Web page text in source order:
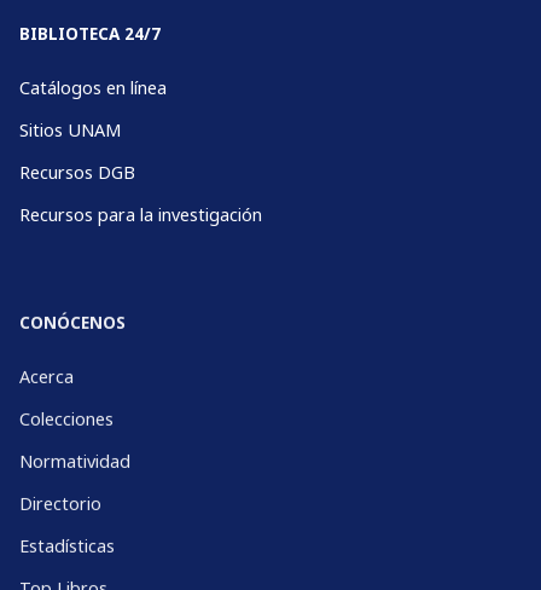
BIBLIOTECA 24/7
Catálogos en línea
Sitios UNAM
Recursos DGB
Recursos para la investigación